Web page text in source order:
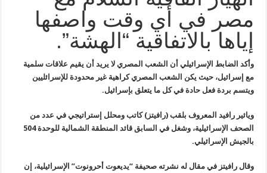
مصر في أي وقت واصفها
إياها بالاتفاقية “الهشة”.
وأكد الضابط الإسرائيلي أن الشعب المصري لا يريد أن يقيم علاقات سلمية
مع إسرائيل، حيث يكن الشعب المصري كراهية غير محدودة للإسرائليين
ويتسم بردة فعل حادة في كل ما يتعلق بإسرائيل.
ويائير رافيد المعروف بلقب (رافيتز) كاتب ومحلل إستراتيجي في عدد من
الصحف الإسرائيلية، وشغل في السابق قائد المنطقة الشمالية للوحدة 504
بالجيش الإسرائيلي.
وقال رافيتز في مقال له نشرته صحيفة “يديعوت أحرونوت” الإسرائيلية، إن